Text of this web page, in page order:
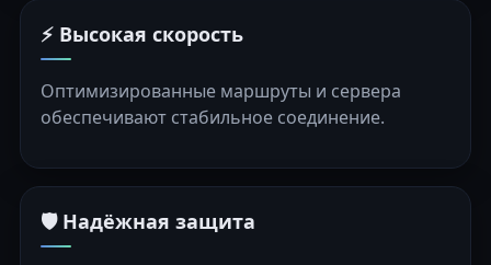
⚡ Высокая скорость
Оптимизированные маршруты и сервера
обеспечивают стабильное соединение.
🛡️ Надёжная защита